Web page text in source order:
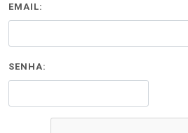
EMAIL:
SENHA: